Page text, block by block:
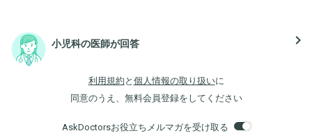
小児科の医師が回答 navigate_next
利用規約 と 個人情報の取り扱いに
同意のうえ、無料会員登録をしてください
AskDoctorsお役立ちメルマガを受け取る